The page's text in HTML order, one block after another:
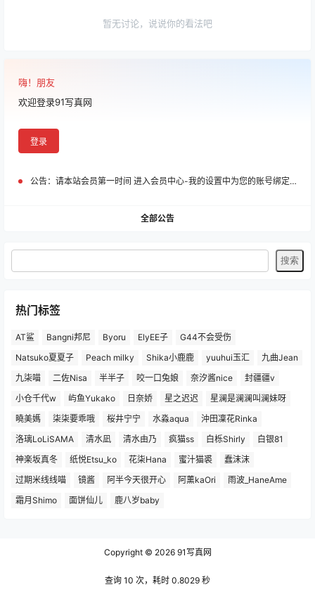
暂无讨论，说说你的看法吧
嗨！朋友
欢迎登录91写真网
登录
公告： 请本站会员第一时间 进入会员中心-我的设置中为您的账号绑定邮箱!
全部公告
热门标签
AT鲨 Bangni邦尼 Byoru ElyEE子
G44不会受伤
Natsuko夏夏子
Peach milky Shika小鹿鹿 yuuhui玉汇
九曲Jean
九柒喵
二佐Nisa 半半子 咬一口兔娘 奈汐酱nice
封疆疆v
小仓千代w
屿鱼Yukako 日奈娇 星之迟迟
星澜是澜澜叫澜妹呀
曉美媽
柒柒要乖哦 桜井宁宁 水淼aqua
沖田凜花Rinka
洛璃LoLiSAMA
清水凪 清水由乃 疯猫ss 白栎Shirly
白银81
神楽坂真冬
纸悦Etsu_ko 花柒Hana 蜜汁猫裘
蠢沫沫
过期米线线喵
镜酱 阿半今天很开心 阿薰kaOri
雨波_HaneAme
霜月Shimo
面饼仙儿 鹿八岁baby
Copyright © 202691写真网
查询 10 次，耗时 0.8029 秒